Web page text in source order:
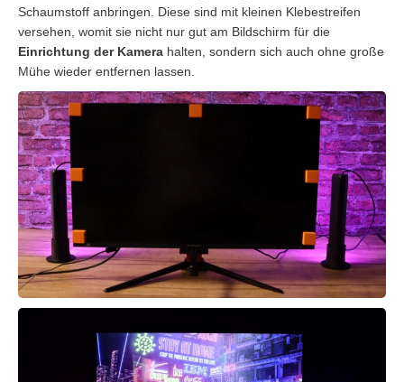
Schaumstoff anbringen. Diese sind mit kleinen Klebestreifen
versehen, womit sie nicht nur gut am Bildschirm für die
Einrichtung der Kamera halten, sondern sich auch ohne große
Mühe wieder entfernen lassen.